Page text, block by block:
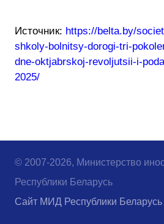
Источник: https://belta.by/
shkoly-bolnitsy-dorogi-tri-
dne-oktjabrskoj-revoljutsii-i-
2025/
© 2007-2026, Министерство
Республики Беларусь
Сайт МИД Республики Беларусь